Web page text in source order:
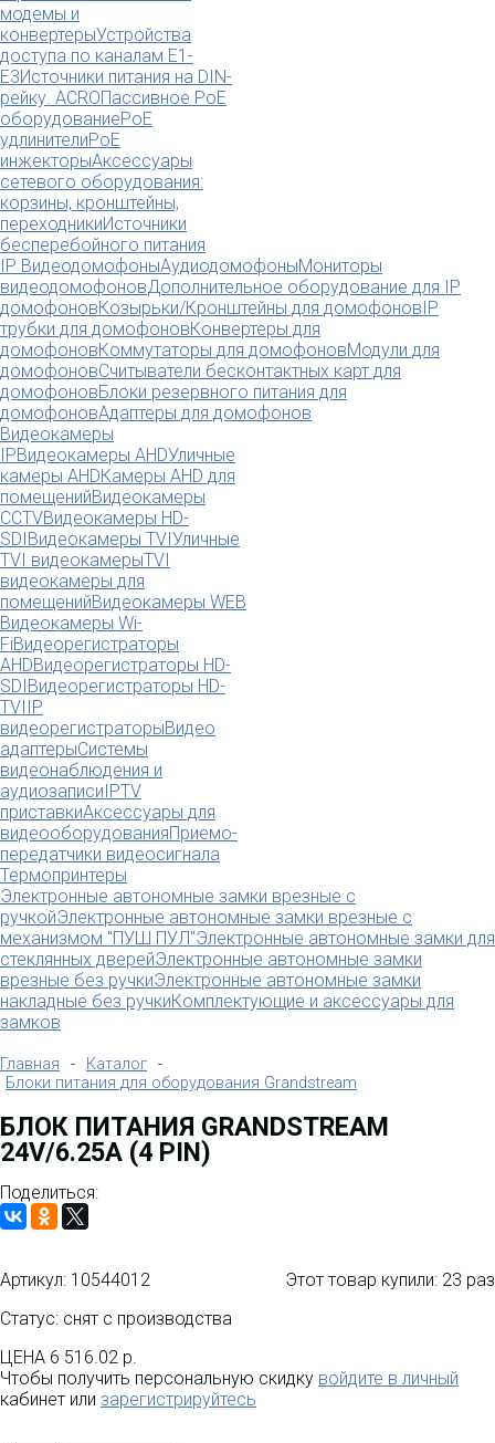
модемы и
конвертерыУстройства
доступа по каналам E1-
E3Источники питания на DIN-
рейку. ACROПассивное PoE
оборудованиеPoE
удлинителиPoE
инжекторыАксессуары
сетевого оборудования:
корзины, кронштейны,
переходникиИсточники
бесперебойного питания
IP ВидеодомофоныАудиодомофоныМониторы
видеодомофоновДополнительное оборудование для IP
домофоновКозырьки/Кронштейны для домофоновIP
трубки для домофоновКонвертеры для
домофоновКоммутаторы для домофоновМодули для
домофоновСчитыватели бесконтактных карт для
домофоновБлоки резервного питания для
домофоновАдаптеры для домофонов
Видеокамеры
IPВидеокамеры AHDУличные
камеры AHDКамеры AHD для
помещенийВидеокамеры
CCTVВидеокамеры HD-
SDIВидеокамеры TVIУличные
TVI видеокамерыTVI
видеокамеры для
помещенийВидеокамеры WEB
Видеокамеры Wi-
FiВидеорегистраторы
AHDВидеорегистраторы HD-
SDIВидеорегистраторы HD-
TVI IP
видеорегистраторыВидео
адаптерыСистемы
видеонаблюдения и
аудиозаписиIPTV
приставкиАксессуары для
видеооборудованияПриемо-
передатчики видеосигнала
Термопринтеры
Электронные автономные замки врезные с
ручкойЭлектронные автономные замки врезные с
механизмом "ПУШ ПУЛ"Электронные автономные замки для
стеклянных дверейЭлектронные автономные замки
врезные без ручкиЭлектронные автономные замки
накладные без ручкиКомплектующие и аксессуары для
замков
Главная - Каталог -
Блоки питания для оборудования Grandstream
БЛОК ПИТАНИЯ GRANDSTREAM
24V/6.25A (4 PIN)
Поделиться:
Артикул: 10544012
Статус: снят с производства
Этот товар купили: 23 раз
ЦЕНА 6 516.02 р.
Чтобы получить персональную скидку войдите в личный
кабинет или зарегистрируйтесь